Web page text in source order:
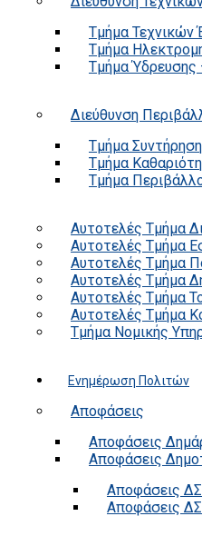
Τμήμα Τεχνικών
Τμήμα
Τμήμα Ύδρευσης
Διεύθυνση
Τμήμα
Τμήμα
Τμήμα
Αυτοτελές Τμήμα
Αυτοτελές Τμήμα
Αυτοτελές Τμήμα
Αυτοτελές Τμήμα
Αυτοτελές Τμήμα
Αυτοτελές Τμήμα
Τμήμα Νομικής
Ενημέρωση Πολιτών
Αποφάσεις
Αποφάσεις
Αποφάσεις
Αποφάσεις
Αποφάσεις